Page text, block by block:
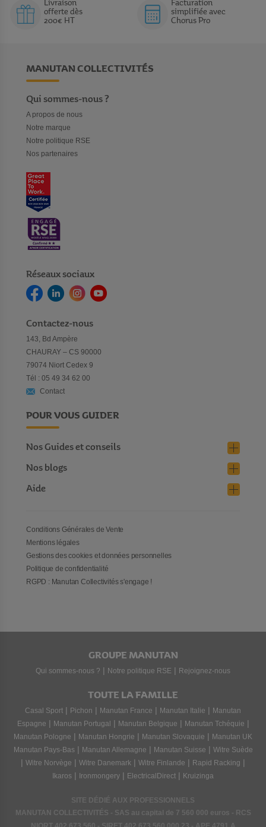
Livraison
offerte dès
200€ HT
Facturation
simplifiée avec
Chorus Pro
MANUTAN COLLECTIVITÉS
Qui sommes-nous ?
A propos de nous
Notre marque
Notre politique RSE
Nos partenaires
Réseaux sociaux
Contactez-nous
143, Bd Ampère
CHAURAY – CS 90000
79074 Niort Cedex 9
Tél : 05 49 34 62 00
Contact
POUR VOUS GUIDER
Nos Guides et conseils
Nos blogs
Aide
Conditions Générales de Vente
Mentions légales
Gestions des cookies et données personnelles
Politique de confidentialité
RGPD : Manutan Collectivités s'engage !
GROUPE MANUTAN
Qui sommes-nous ? | Notre politique RSE | Rejoignez-nous
TOUTE LA FAMILLE
Casal Sport | Pichon | Manutan France | Manutan Italie | Manutan
Espagne | Manutan Portugal | Manutan Belgique | Manutan Tchéquie |
Manutan Pologne | Manutan Hongrie | Manutan Slovaquie | Manutan UK
Manutan Pays-Bas | Manutan Allemagne | Manutan Suisse | Witre Suède
| Witre Norvège | Witre Danemark | Witre Finlande | Rapid Racking |
Ikaros | Ironmongery | ElectricalDirect | Kruizinga
SITE DÉDIÉ AUX PROFESSIONNELS
MANUTAN COLLECTIVITÉS - SAS au capital de 7 560 000 euros - RCS